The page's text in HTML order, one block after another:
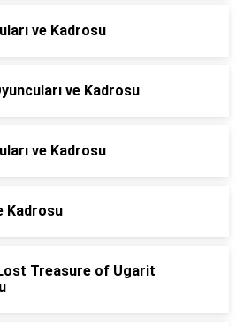
ve Kadrosu
ve Kadrosu
ve Kadrosu
Kadrosu
Treasure of Ugarit